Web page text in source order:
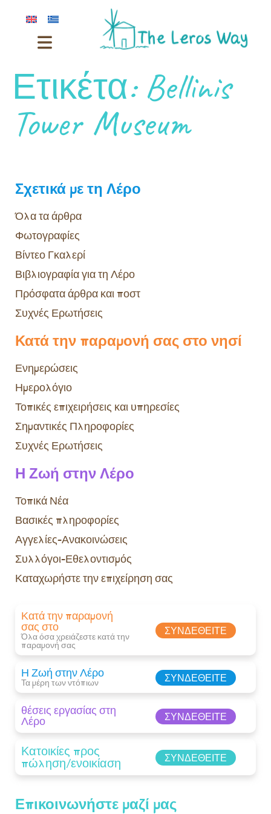
Ετικέτα:Bellinis
Tower Museum
Επικοινωνήστε μαζί μας
Σχετικά με τη Λέρο
Όλα τα άρθρα
Φωτογραφίες
Βίντεο Γκαλερί
Βιβλιογραφία για τη Λέρο
Πρόσφατα άρθρα και ποστ
Συχνές Ερωτήσεις
Κατά την παραμονή σας στο νησί
Ενημερώσεις
Ημερολόγιο
Τοπικές επιχειρήσεις και υπηρεσίες
Σημαντικές Πληροφορίες
Συχνές Ερωτήσεις
Η Ζωή στην Λέρο
Τοπικά Νέα
Βασικές πληροφορίες
Αγγελίες-Ανακοινώσεις
Συλλόγοι-Εθελοντισμός
Καταχωρήστε την επιχείρηση σας
Κατά την παραμονή
σας στο
Όλα όσα χρειάζεστε κατά την
παραμονή σας​
ΣΥΝΔΕΘΕΊΤΕ
Η Ζωή στην Λέρο
Τα μέρη των ντόπιων ΣΥΝΔΕΘΕΊΤΕ
θέσεις εργασίας στη
Λέρο ΣΥΝΔΕΘΕΊΤΕ
Κατοικίες προς
πώληση/ενοικίαση ΣΥΝΔΕΘΕΊΤΕ